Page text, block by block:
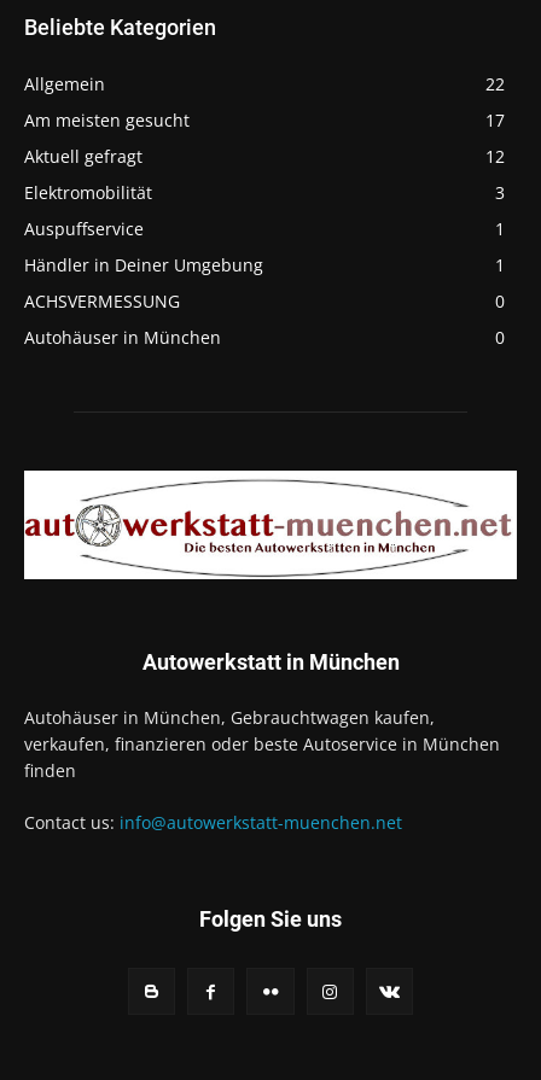
Beliebte Kategorien
Allgemein
22
Am meisten gesucht
17
Aktuell gefragt
12
Elektromobilität
3
Auspuffservice
1
Händler in Deiner Umgebung
1
ACHSVERMESSUNG
0
Autohäuser in München
0
Autowerkstatt in München
Autohäuser in München, Gebrauchtwagen kaufen,
verkaufen, finanzieren oder beste Autoservice in München
finden
Contact us: info@autowerkstatt-muenchen.net
Folgen Sie uns